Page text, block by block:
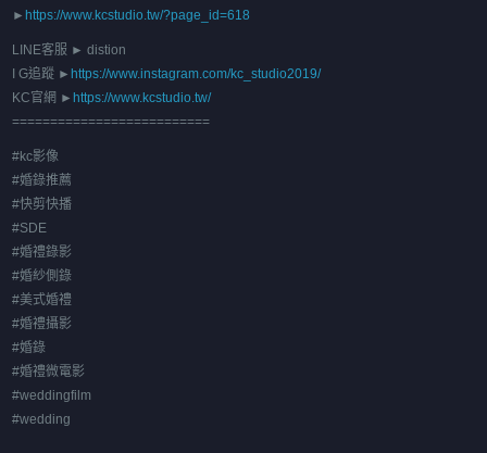
► https://www.kcstudio.tw/?page_id=618
LINE客服 ► distion
I G追蹤 ► https://www.instagram.com/kc_studio2019/
KC官網 ► https://www.kcstudio.tw/
==========================
#kc影像
#婚錄推薦
#快剪快播
#SDE
#婚禮錄影
#婚紗側錄
#美式婚禮
#婚禮攝影
#婚錄
#婚禮微電影
#weddingfilm
#wedding